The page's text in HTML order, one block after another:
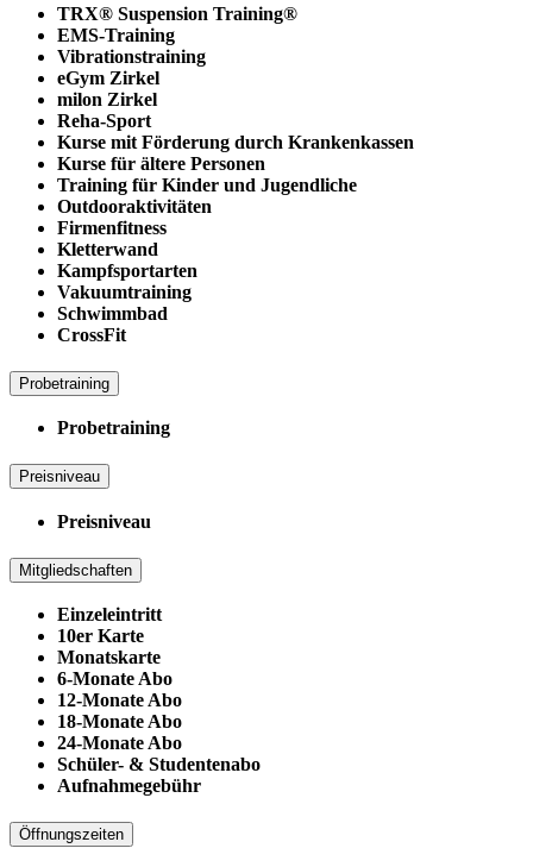
TRX® Suspension Training®
EMS-Training
Vibrationstraining
eGym Zirkel
milon Zirkel
Reha-Sport
Kurse mit Förderung durch Krankenkassen
Kurse für ältere Personen
Training für Kinder und Jugendliche
Outdooraktivitäten
Firmenfitness
Kletterwand
Kampfsportarten
Vakuumtraining
Schwimmbad
CrossFit
Probetraining
Probetraining
Preisniveau
Preisniveau
Mitgliedschaften
Einzeleintritt
10er Karte
Monatskarte
6-Monate Abo
12-Monate Abo
18-Monate Abo
24-Monate Abo
Schüler- & Studentenabo
Aufnahmegebühr
Öffnungszeiten